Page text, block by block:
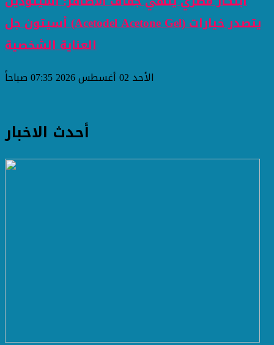
أسيتون جل (Acetodel Acetone Gel) يتصدر خيارات
العناية الشخصية
الأحد 02 أغسطس 2026 07:35 صباحاً
أحدث الاخبار